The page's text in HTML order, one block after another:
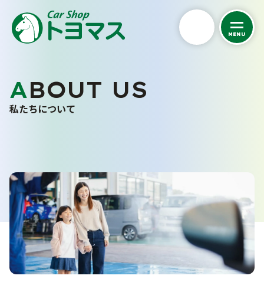
MENU
トヨマスクオリティ
お客さまの声
採用情報
くるまを探す
中古車在庫一覧
カーケア
ABOUT US
私たちについて